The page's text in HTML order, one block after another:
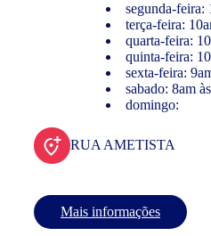
segunda-feira:
terça-feira:
quarta-feira:
quinta-feira:
sexta-feira:
sabado: 8am
domingo:
RUA AMETISTA
Mais informações